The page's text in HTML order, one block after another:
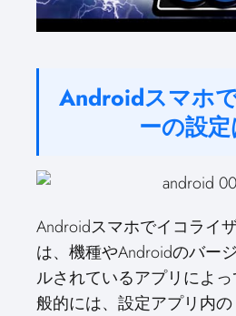
Androidスマホ
ーの設定
Androidスマホでイコライ
は、機種やAndroidのバー
ルされているアプリによ
般的には、設定アプリ内